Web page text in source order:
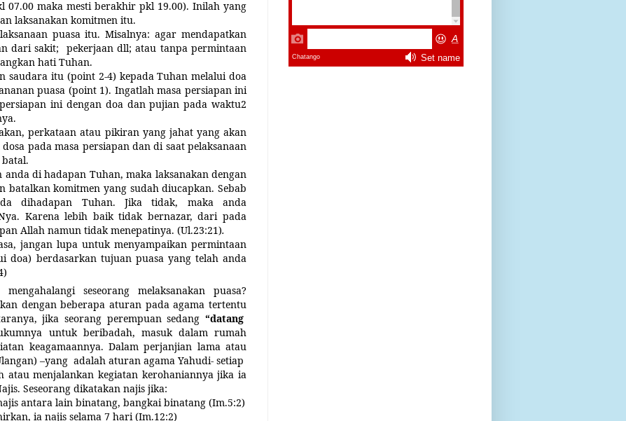
07.00 maka mesti berakhir pkl 19.00). Inilah yang
laksanakan komitmen itu.
puasa itu. Misalnya: agar mendapatkan
dari sakit;
pekerjaan dll; atau tanpa permintaan
hati Tuhan.
saudara itu (point 2-4) kepada Tuhan melalui doa
puasa (point 1). Ingatlah masa persiapan ini
ini dengan doa dan pujian pada waktu2
perkataan atau pikiran yang jahat yang akan
pada masa persiapan dan di saat pelaksanaan
di hadapan Tuhan, maka laksanakan dengan
batalkan komitmen yang sudah diucapkan. Sebab
dihadapan Tuhan. Jika tidak, maka anda
Karena lebih baik tidak bernazar, dari pada
Allah namun tidak menepatinya. (Ul.23:21).
jangan lupa untuk menyampaikan permintaan
doa) berdasarkan tujuan puasa yang telah anda
seseorang melaksanakan puasa?
dengan beberapa aturan pada agama tertentu
jika seorang perempuan sedang “datang
untuk beribadah, masuk dalam rumah
keagamaannya. Dalam perjanjian lama atau
–yang adalah aturan agama Yahudi- setiap
menjalankan kegiatan kerohaniannya jika ia
Seseorang dikatakan najis jika:
antara lain binatang, bangkai binatang (Im.5:2)
ia najis selama 7 hari (Im.12:2)